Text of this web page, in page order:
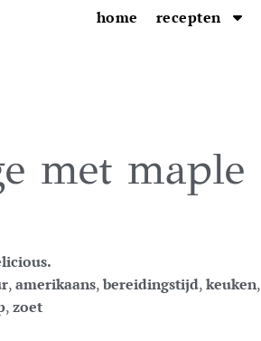
home recepten
met
,amerikaans,bereidingstijd,keuken,
,zoet